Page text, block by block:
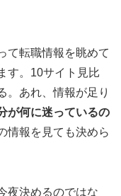
て転職情報を眺めて
す。10サイト見比
。あれ、情報が足り
が何に迷っているの
情報を見ても決めら
夜決めるのではな